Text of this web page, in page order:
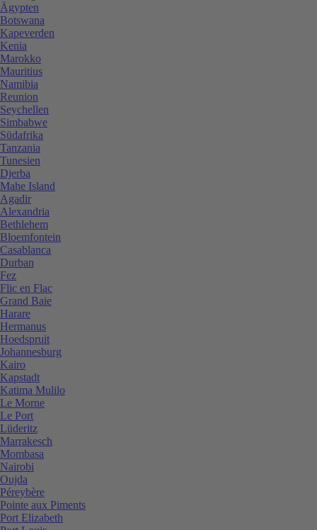
Ägypten
Botswana
Kapeverden
Kenia
Marokko
Mauritius
Namibia
Reunion
Seychellen
Simbabwe
Südafrika
Tanzania
Tunesien
Djerba
Mahe Island
Agadir
Alexandria
Bethlehem
Bloemfontein
Casablanca
Durban
Fez
Flic en Flac
Grand Baie
Harare
Hermanus
Hoedspruit
Johannesburg
Kairo
Kapstadt
Katima Mulilo
Le Morne
Le Port
Lüderitz
Marrakesch
Mombasa
Nairobi
Oujda
Péreybère
Pointe aux Piments
Port Elizabeth